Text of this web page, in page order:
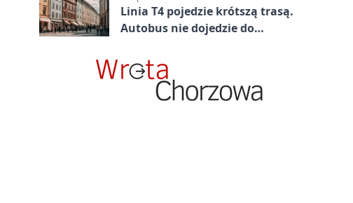
Linia T4 pojedzie krótszą trasą.
Autobus nie dojedzie do